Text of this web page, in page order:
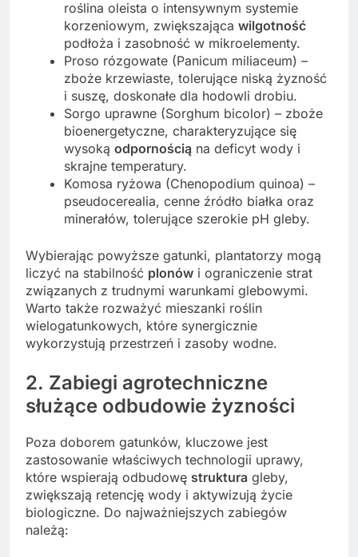
roślina oleista o intensywnym systemie
korzeniowym, zwiększająca wilgotność
podłoża i zasobność w mikroelementy.
Proso rózgowate (Panicum miliaceum) –
zboże krzewiaste, tolerujące niską żyzność
i suszę, doskonałe dla hodowli drobiu.
Sorgo uprawne (Sorghum bicolor) – zboże
bioenergetyczne, charakteryzujące się
wysoką odpornością na deficyt wody i
skrajne temperatury.
Komosa ryżowa (Chenopodium quinoa) –
pseudocerealia, cenne źródło białka oraz
minerałów, tolerujące szerokie pH gleby.
Wybierając powyższe gatunki, plantatorzy mogą
liczyć na stabilność plonów i ograniczenie strat
związanych z trudnymi warunkami glebowymi.
Warto także rozważyć mieszanki roślin
wielogatunkowych, które synergicznie
wykorzystują przestrzeń i zasoby wodne.
2. Zabiegi agrotechniczne
służące odbudowie żyzności
Poza doborem gatunków, kluczowe jest
zastosowanie właściwych technologii uprawy,
które wspierają odbudowę struktura gleby,
zwiększają retencję wody i aktywizują życie
biologiczne. Do najważniejszych zabiegów
należą: